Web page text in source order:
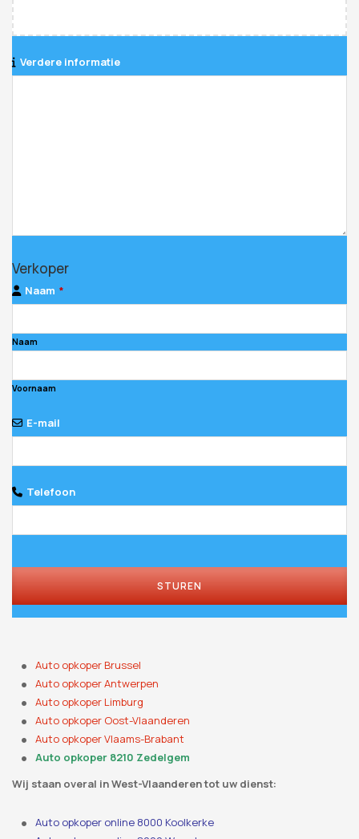
Verdere informatie
Your
Website *
Verkoper
Naam *
Naam
Voornaam
E-mail
Telefoon
STUREN
Auto opkoper Brussel
Auto opkoper Antwerpen
Auto opkoper Limburg
Auto opkoper Oost-Vlaanderen
Auto opkoper Vlaams-Brabant
Auto opkoper 8210 Zedelgem
Wij staan ​​overal in West-Vlaanderen tot uw dienst:
Auto opkoper online 8000 Koolkerke